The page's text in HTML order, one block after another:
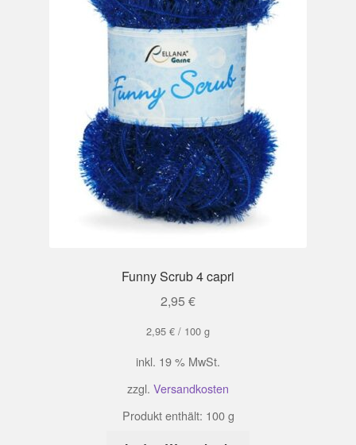
Funny Scrub 4 capri
2,95 €
2,95 € / 100 g
inkl. 19 % MwSt.
zzgl. Versandkosten
Produkt enthält: 100g